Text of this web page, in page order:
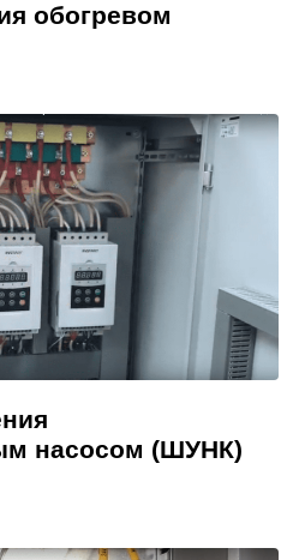
обогревом
насосом (ШУНК)